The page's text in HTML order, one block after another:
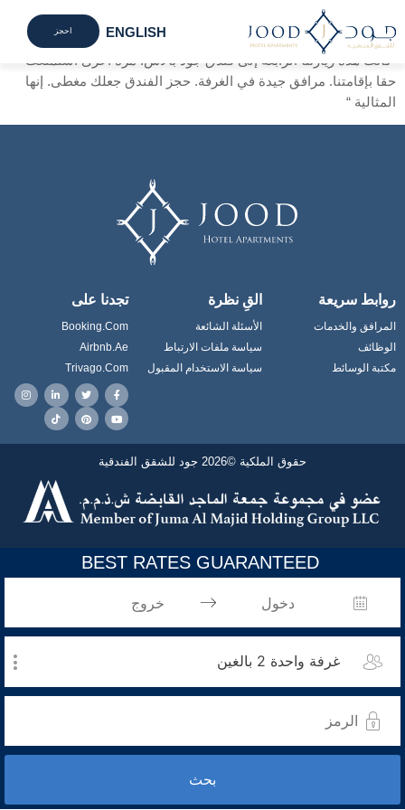
ENGLISH احجز !خدمة هائلة
“كانت هذه زيارتنا الرابعة إلى فندق جود بالاس. مرة أخرى استمتعت
حقا بإقامتنا. مرافق جيدة في الغرفة. حجز الفندق جعلك مغطى. إنها
المثالية “
روابط سريعة
المرافق والخدمات
الوظائف
مكتبة الوسائط
القِ نظرة
الأسئلة الشائعة
سياسة ملفات الارتباط
سياسة الاستخدام المقبول
تجدنا على
Booking.com
Airbnb.ae
Trivago.com
حقوق الملكية ©2026 جود للشقق الفندقية
الشروط والأحكام سياسة الخصوصية
BEST RATES GUARANTEED
غرفة واحدة 2 بالغين
بحث